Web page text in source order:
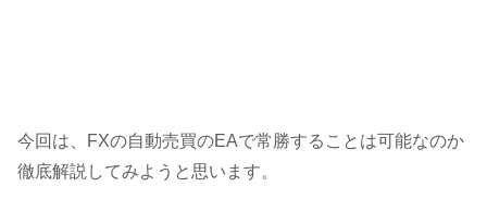
今回は、FXの自動売買のEAで常勝することは可能なのか
徹底解説してみようと思います。